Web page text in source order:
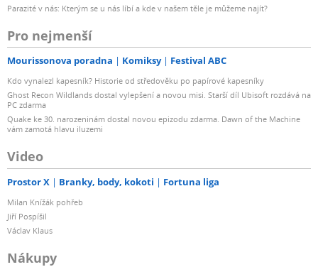
Parazité v nás: Kterým se u nás líbí a kde v našem těle je můžeme najít?
Pro nejmenší
Mourissonova poradna Komiksy Festival ABC
Kdo vynalezl kapesník? Historie od středověku po papírové kapesníky
Ghost Recon Wildlands dostal vylepšení a novou misi. Starší díl Ubisoft rozdává na
PC zdarma
Quake ke 30. narozeninám dostal novou epizodu zdarma. Dawn of the Machine
vám zamotá hlavu iluzemi
Video
Prostor X Branky, body, kokoti Fortuna liga
Milan Knížák pohřeb
Jiří Pospíšil
Václav Klaus
Nákupy